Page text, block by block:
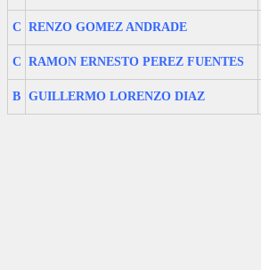
C RENZO GOMEZ ANDRADE
C RAMON ERNESTO PEREZ FUENTES
B GUILLERMO LORENZO DIAZ